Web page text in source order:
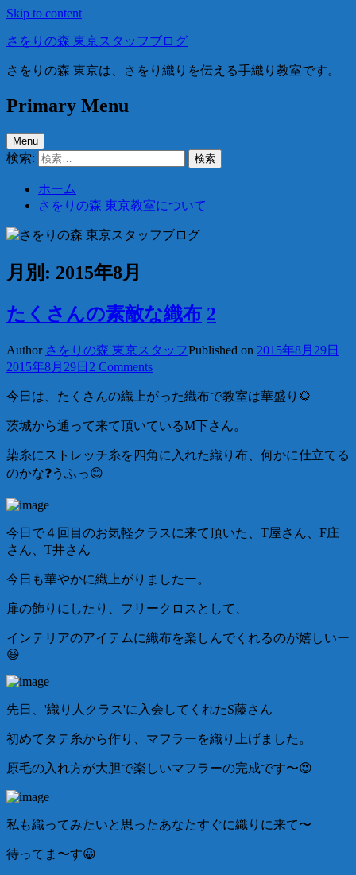
Skip to content
さをりの森 東京スタッフブログ
さをりの森 東京は、さをり織りを伝える手織り教室です。
Primary Menu
Menu
検索:
ホーム
さをりの森 東京教室について
月別: 2015年8月
たくさんの素敵な織布 2
Author さをりの森 東京スタッフPublished on 2015年8月29日
2015年8月29日 2 Comments
今日は、たくさんの織上がった織布で教室は華盛り🌻
茨城から通って来て頂いているM下さん。
染糸にストレッチ糸を四角に入れた織り布、何かに仕立てる
のかな❓うふっ😊
今日で４回目のお気軽クラスに来て頂いた、T屋さん、F庄
さん、T井さん
今日も華やかに織上がりましたー。
扉の飾りにしたり、フリークロスとして、
インテリアのアイテムに織布を楽しんでくれるのが嬉しいー
😆
先日、'織り人クラス'に入会してくれたS藤さん
初めてタテ糸から作り、マフラーを織り上げました。
原毛の入れ方が大胆で楽しいマフラーの完成です〜😍
私も織ってみたいと思ったあなたすぐに織りに来て〜
待ってま〜す😀